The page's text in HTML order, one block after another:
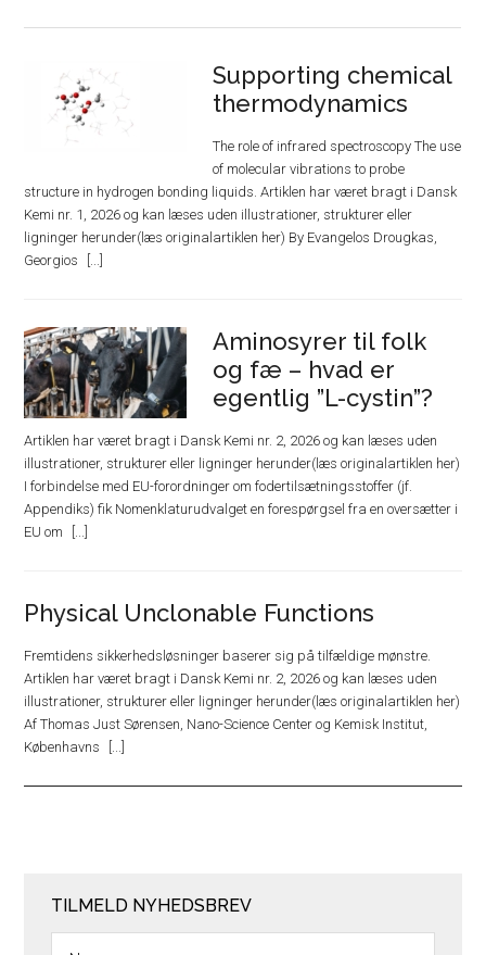
Supporting chemical
thermodynamics
The role of infrared spectroscopy The use
of molecular vibrations to probe
structure in hydrogen bonding liquids. Artiklen har været bragt i Dansk
Kemi nr. 1, 2026 og kan læses uden illustrationer, strukturer eller
ligninger herunder(læs originalartiklen her) By Evangelos Drougkas,
Georgios
Aminosyrer til folk
og fæ – hvad er
egentlig ”L-cystin”?
Artiklen har været bragt i Dansk Kemi nr. 2, 2026 og kan læses uden
illustrationer, strukturer eller ligninger herunder(læs originalartiklen her)
I forbindelse med EU-forordninger om fodertilsætningsstoffer (jf.
Appendiks) fik Nomenklaturudvalget en forespørgsel fra en oversætter i
EU om
Physical Unclonable Functions
Fremtidens sikkerhedsløsninger baserer sig på tilfældige mønstre.
Artiklen har været bragt i Dansk Kemi nr. 2, 2026 og kan læses uden
illustrationer, strukturer eller ligninger herunder(læs originalartiklen her)
Af Thomas Just Sørensen, Nano-Science Center og Kemisk Institut,
Københavns
TILMELD NYHEDSBREV